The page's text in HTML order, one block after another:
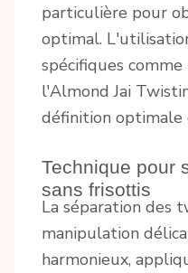
particulière pour
optimal.
spécifiques
l'Almond Jai
définition optimale
Technique pour
sans frisottis
La séparation des
manipulation
harmonieux,